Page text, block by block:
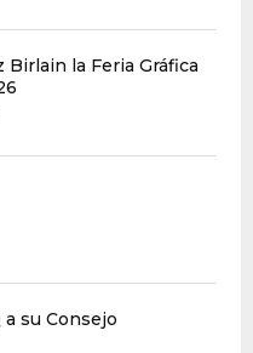
Birlain la Feria Gráfica
a su Consejo